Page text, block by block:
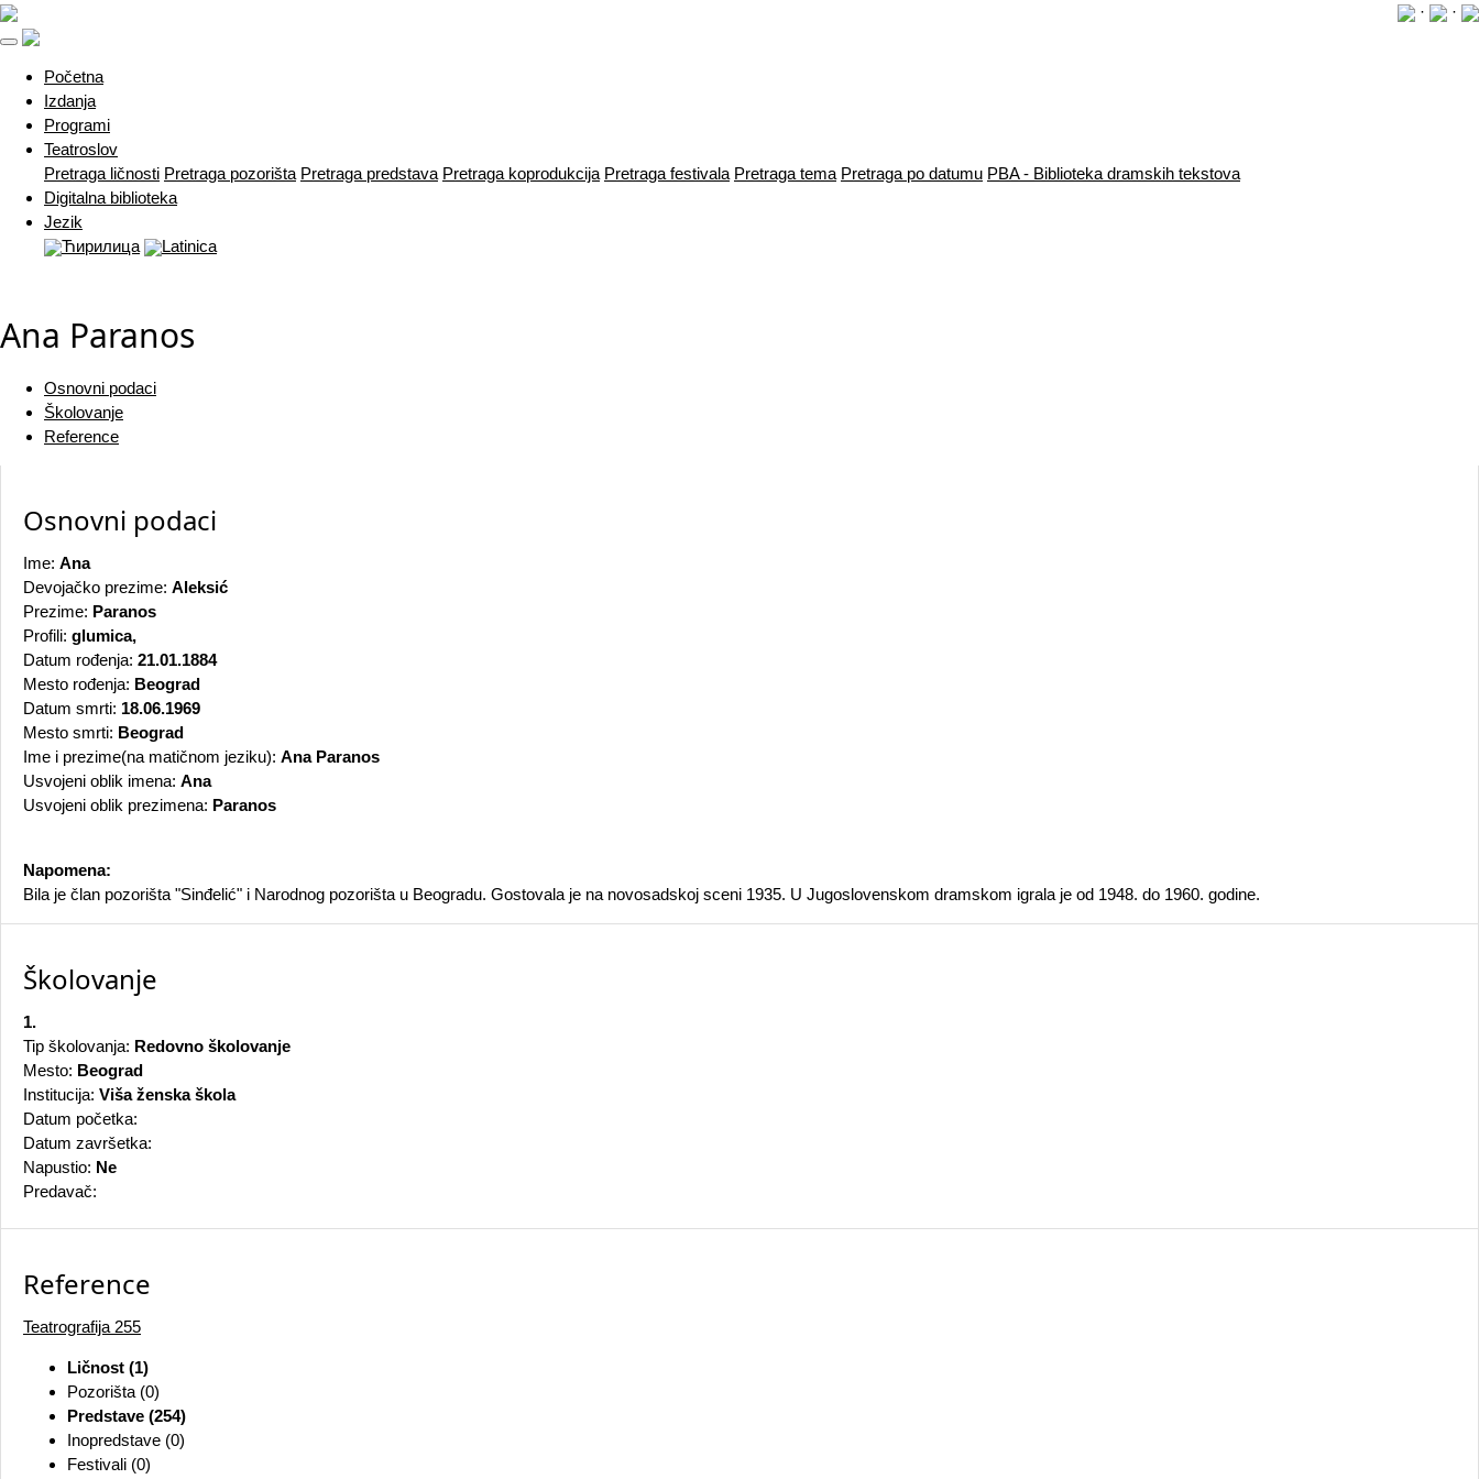
· ·
Početna(current)
Izdanja
Programi
Teatroslov
Pretraga ličnosti Pretraga pozorišta Pretraga predstava Pretraga koprodukcija Pretraga festivala Pretraga tema Pretraga po datumu PBA - Biblioteka dramskih tekstova
Digitalna biblioteka
Jezik
Ћирилица
Latinica
Ana Paranos
Osnovni podaci
Školovanje
Reference
Osnovni podaci
Ime: Ana
Devojačko prezime: Aleksić
Prezime: Paranos
Profili: glumica,
Datum rođenja: 21.01.1884
Mesto rođenja: Beograd
Datum smrti: 18.06.1969
Mesto smrti: Beograd
Ime i prezime(na matičnom jeziku): Ana Paranos
Usvojeni oblik imena: Ana
Usvojeni oblik prezimena: Paranos
Napomena:
Bila je član pozorišta "Sinđelić" i Narodnog pozorišta u Beogradu. Gostovala je na novosadskoj sceni 1935. U Jugoslovenskom dramskom igrala je od 1948. do 1960. godine.
Školovanje
1.
Tip školovanja: Redovno školovanje
Mesto: Beograd
Institucija: Viša ženska škola
Datum početka:
Datum završetka:
Napustio: Ne
Predavač:
Reference
Teatrografija 255
Ličnost (1)
Pozorišta (0)
Predstave (254)
Inopredstave (0)
Festivali (0)